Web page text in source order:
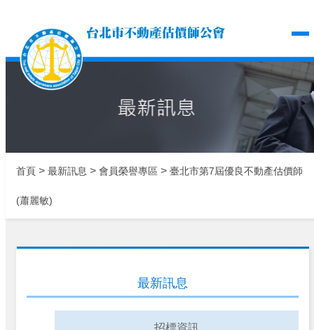
台北市不動產估價師公
首頁 > 最新訊息 > 會員榮譽專區 > 臺北市第7屆優良不動產估價師
(蕭麗敏)
最新訊息
招標資訊